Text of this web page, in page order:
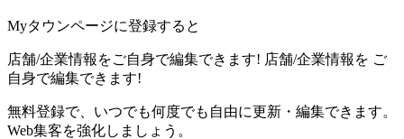
Myタウンページに登録すると
店舗/企業情報をご自身で編集できます! 店舗/企業情報を ご
自身で編集できます!
無料登録で、いつでも何度でも自由に更新・編集できます。
Web集客を強化しましょう。